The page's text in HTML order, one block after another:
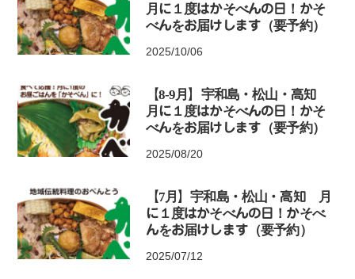
月に１度はかそべんの日！かそ
べんをお届けします（要予約）
2025/10/06
【8-9月】宇和島・松山・高知
月に１度はかそべんの日！かそ
べんをお届けします（要予約）
2025/08/20
【7月】宇和島・松山・高知 月
に１度はかそべんの日！かそべ
んをお届けします（要予約）
2025/07/12